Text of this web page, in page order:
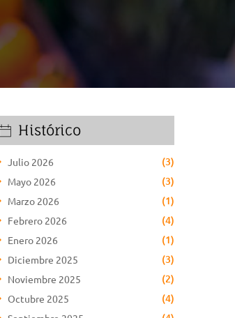
Histórico
Julio 2026 (3)
Mayo 2026 (3)
Marzo 2026 (1)
Febrero 2026 (4)
Enero 2026 (1)
Diciembre 2025 (3)
Noviembre 2025 (2)
Octubre 2025 (4)